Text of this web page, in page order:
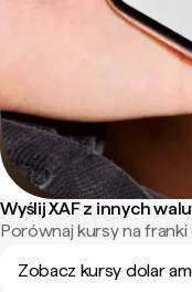
Wyślij XAF z innych
Porównaj kursy na franki
Zobacz kursy dolar